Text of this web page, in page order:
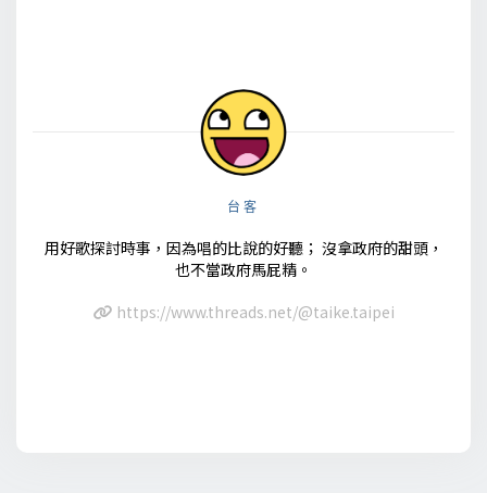
台客
用好歌探討時事，因為唱的比說的好聽； 沒拿政府的甜頭，
也不當政府馬屁精。
https://www.threads.net/@taike.taipei